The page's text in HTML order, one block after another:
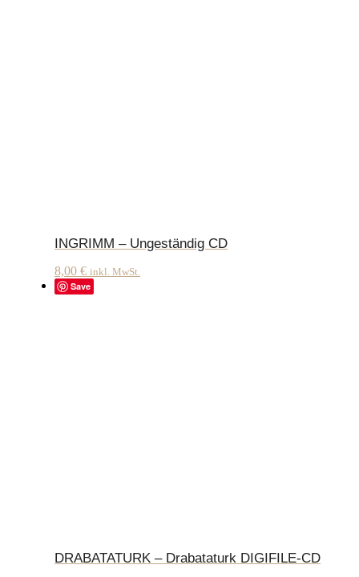
INGRIMM – Ungeständig CD
8,00 € inkl. MwSt.
Save
DRABATATURK – Drabataturk DIGIFILE-CD